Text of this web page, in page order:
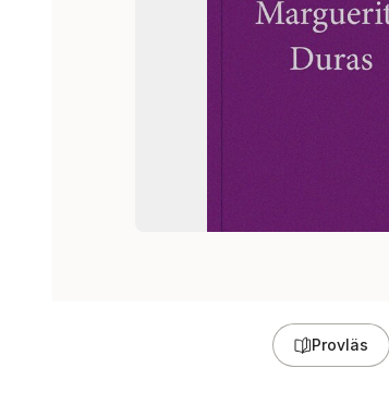
Provläs